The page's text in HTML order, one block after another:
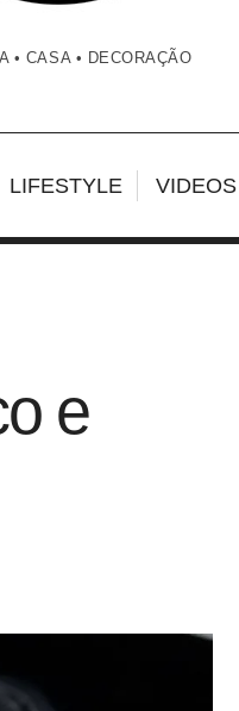
• CASA • DECORAÇÃO
LIFESTYLE VIDEOS
e